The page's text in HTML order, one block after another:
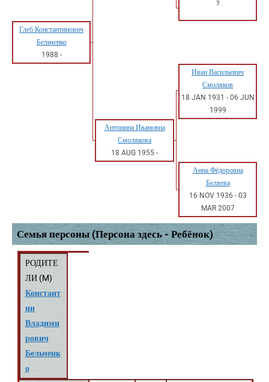
?
Глеб Константинович
Бельченко
1988 -
Иван Васильевич
Смоляков
18 JAN 1931 - 06 JUN
1999
Антонина Ивановна
Смолякова
18 AUG 1955 -
Анна Фёдоровна
Беляева
16 NOV 1936 - 03
MAR 2007
Семья персоны (Персона здесь - Ребёнок)
РОДИТЕ
ЛИ (M)
Констант
ин
Владими
рович
Бельченк
о